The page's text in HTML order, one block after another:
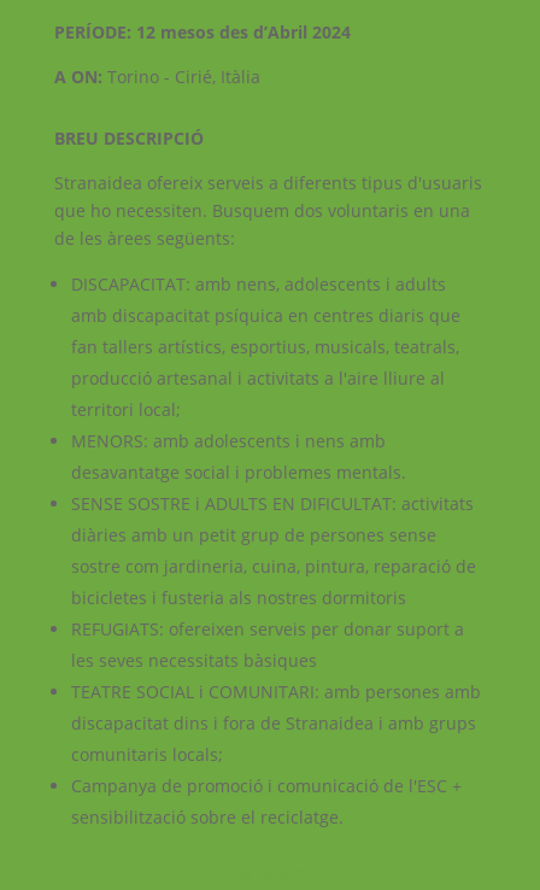
PERÍODE: 12 mesos des d’Abril 2024
A ON: Torino - Cirié, Itàlia
BREU DESCRIPCIÓ
Stranaidea ofereix serveis a diferents tipus d'usuaris
que ho necessiten. Busquem dos voluntaris en una
de les àrees següents:
DISCAPACITAT: amb nens, adolescents i adults
amb discapacitat psíquica en centres diaris que
fan tallers artístics, esportius, musicals, teatrals,
producció artesanal i activitats a l'aire lliure al
territori local;
MENORS: amb adolescents i nens amb
desavantatge social i problemes mentals.
SENSE SOSTRE i ADULTS EN DIFICULTAT: activitats
diàries amb un petit grup de persones sense
sostre com jardineria, cuina, pintura, reparació de
bicicletes i fusteria als nostres dormitoris
REFUGIATS: ofereixen serveis per donar suport a
les seves necessitats bàsiques
TEATRE SOCIAL i COMUNITARI: amb persones amb
discapacitat dins i fora de Stranaidea i amb grups
comunitaris locals;
Campanya de promoció i comunicació de l'ESC +
sensibilització sobre el reciclatge.